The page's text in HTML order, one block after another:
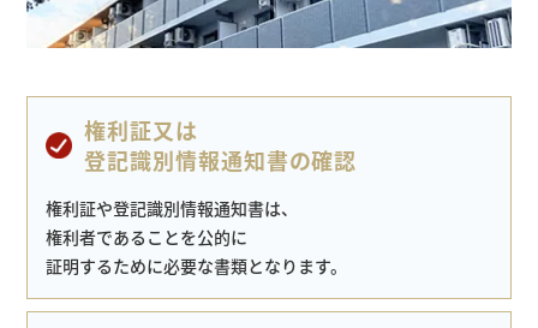
権利証又は
登記識別情報通知書の確認
権利証や登記識別情報通知書は、
権利者であることを公的に
証明するために必要な書類となります。